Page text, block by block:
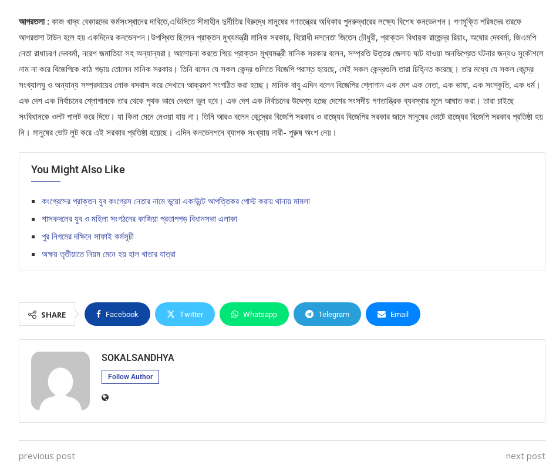
আগরতলা : কাজ খাদ্য বেকারদের কর্মসংস্থানের দাবিতে,এডিসিতে সীমাহীন দুর্নীতির বিরুদ্ধে মানুষের গণতন্ত্রের অধিকার পুনরুদ্ধারের লক্ষ্যে বিশেষ কনভেনশন। গণমুক্তি পরিষদের তরফে
আগরতলা টাউন হলে হয় একদিনের কনভেনশন।উপস্থিত ছিলেন প্রাক্তন মুখ্যমন্ত্রী মানিক সরকার, বিরোধী দলনেতা জিতেন চৌধুরী, প্রাক্তন বিধায়ক রাজেন্দ্র রিয়াং, অঘোর দেববর্মা, জিএমপি
নেতা রাধাচরণ দেববর্মা, নরেশ জমাতিয়া সহ অন্যান্যরা। আলোচনা করতে গিয়ে প্রাক্তন মুখ্যমন্ত্রী মানিক সরকার বলেন, সম্প্রতি উত্তর জেলায় ঘটে যাওয়া অনভিপ্রেত ঘটনার জন্যও সুকৌশলে
নাম না করে বিজেপিকে কাঠ গড়ায় তোলেন মানিক সরকার। তিনি বলেন যে সকল কেন্দ্র গুলিতে বিজেপি পরাস্ত হয়েছে, সেই সকল কেন্দ্রগুলি তারা চিহ্নিত করেছে। তার মধ্যে যে সকল কেন্দ্রে
সংখ্যালঘু ও অন্যান্য সম্প্রদায়ের লোক বসবাস করে সেখানে আক্রমণ সংগঠিত করা হচ্ছে। মানিক বাবু এদিন বলেন বিজেপির শ্লোগান এক দেশ এক নেতা, এক ভাষা, এক সংস্কৃতি, এক ধর্ম।
এক দেশ এক নির্বাচনের শ্লোগানকে তার থেকে পৃথক ভাবে দেখলে ভুল হবে। এক দেশ এক নির্বাচনের উদ্দেশ্য হচ্ছে দেশের সংসদীয় গণতান্ত্রিক ব্যবস্থার মূলে আঘাত করা। তারা চাইছে
সংবিধানকে ওলট পালট করে দিতে। যা কিনা মেনে নেওয়া যায় না। তিনি আরও বলেন কেন্দ্রের বিজেপি সরকার ও রাজ্যের বিজেপির সরকার জানে মানুষের ভোটে রাজ্যের বিজেপি সরকার প্রতিষ্ঠা হয়
নি। মানুষের ভোট লুট করে এই সরকার প্রতিষ্ঠা হয়েছে। এদিন কনভেনশনে ব্যাপক সংখ্যায় নারী- পুরুষ অংশ নেয়।
You Might Also Like
কংগ্রেসের প্রাক্তন যুব কংগ্রেস নেতার নামে ভুয়ো একাউন্টে আপত্তিকর পোস্ট করায় থানায় মামলা
শাসকদলের যুব ও মহিলা সংগঠনের কাজিয়া প্রতাপগড় বিধানসভা এলাকা
পুর নিগমের দক্ষিনে সাফাই কর্মসূচী
অক্ষয় তৃতীয়াতে নিয়ম মেনে হয় হাল খাতার যাত্রা
SHARE Facebook Twitter Whatsapp Telegram Email
SOKALSANDHYA
Follow Author
previous post next post